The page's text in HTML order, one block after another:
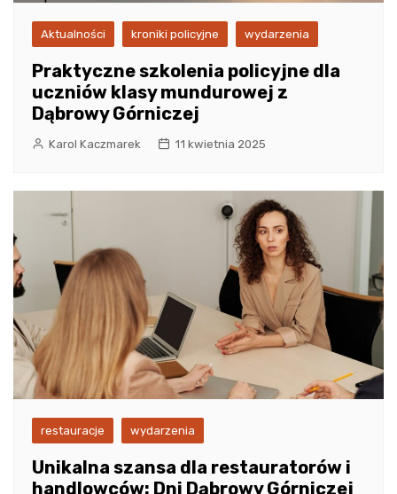
Aktualności kroniki policyjne wydarzenia
Praktyczne szkolenia policyjne dla
uczniów klasy mundurowej z
Dąbrowy Górniczej
Karol Kaczmarek 11 kwietnia 2025
restauracje wydarzenia
Unikalna szansa dla restauratorów i
handlowców: Dni Dąbrowy Górniczej